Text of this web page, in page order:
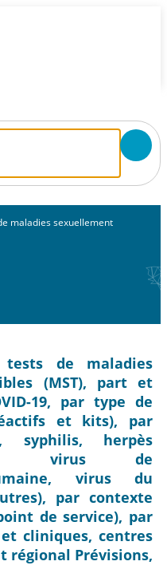
maladies sexuellement
de maladies
(MST), part et
19, par type de
et kits), par
syphilis, herpès
virus de
virus du
par contexte
de service), par
cliniques, centres
régional Prévisions,